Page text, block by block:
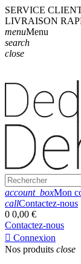
SERVICE
LIVRAISON
menuMenu
search
close
account_boxMon
callContactez-nous
0 0,00 €
Contactez-nous
 Connexion
Nos produits close